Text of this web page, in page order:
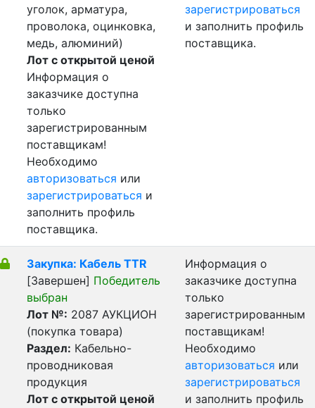
уголок, арматура,
проволока, оцинковка,
медь, алюминий)
Лот с открытой ценой
Информация о
заказчике доступна
только
зарегистрированным
поставщикам!
Необходимо
авторизоваться или
зарегистрироваться и
заполнить профиль
поставщика.
зарегистрироваться
и заполнить профиль
поставщика.
Закупка: Кабель TTR
[Завершен] Победитель
выбран
Лот №: 2087 АУКЦИОН
(покупка товара)
Раздел: Кабельно-
проводниковая
продукция
Лот с открытой ценой
Информация о
заказчике доступна
только
зарегистрированным
поставщикам!
Необходимо
авторизоваться или
зарегистрироваться
и заполнить профиль